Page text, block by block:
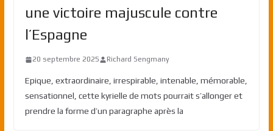
une victoire majuscule contre
l’Espagne
20 septembre 2025 Richard Sengmany
Epique, extraordinaire, irrespirable, intenable, mémorable,
sensationnel, cette kyrielle de mots pourrait s’allonger et
prendre la forme d’un paragraphe après la